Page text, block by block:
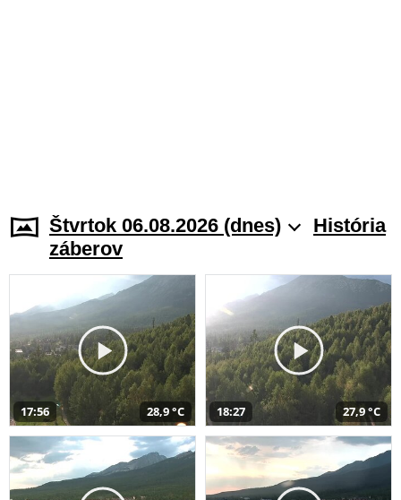
Štvrtok 06.08.2026 (dnes)
História
záberov
17:56 28,9 °C 18:27 27,9 °C